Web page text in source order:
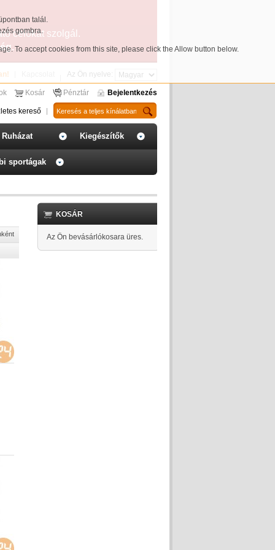
talál.
gombra.
. To accept cookies from this site, please click the Allow button below.
célokat szolgál.
Az Ön nyelve:
Kosár Pénztár Bejelentkezés
kereső
Ruházat Kiegészítők
sportágak
KOSÁR
Az Ön bevásárlókosara üres.